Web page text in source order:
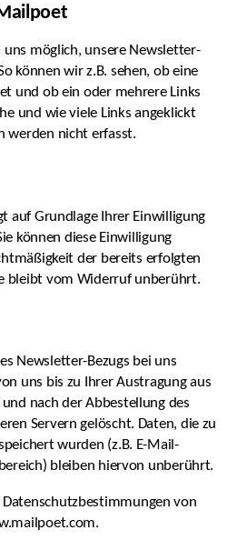
möglich, unsere Newsletter-
können wir z.B. sehen, ob eine
und ob ein oder mehrere Links
und wie viele Links angeklickt
werden nicht erfasst.
auf Grundlage Ihrer Einwilligung
können diese Einwilligung
der bereits erfolgten
bleibt vom Widerruf unberührt.
Newsletter-Bezugs bei uns
uns bis zu Ihrer Austragung aus
nach der Abbestellung des
Servern gelöscht. Daten, die zu
wurden (z.B. E-Mail-
bleiben hiervon unberührt.
von